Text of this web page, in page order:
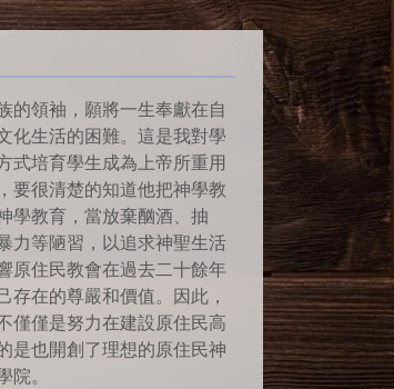
的領袖，願將一生奉獻在自
化生活的困難。這是我對學
式培育學生成為上帝所重用
要很清楚的知道他把神學教
學教育，當放棄酗酒、抽
力等陋習，以追求神聖生活
原住民教會在過去二十餘年
在的尊嚴和價值。因此，
僅僅是努力在建設原住民高
是也開創了理想的原住民神
。